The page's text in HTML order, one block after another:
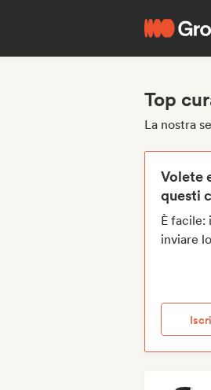
Top
La nostra
Volete
questi
È facile:
inviare